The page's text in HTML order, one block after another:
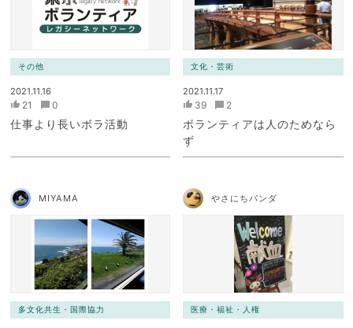
その他
2021.11.16
21 0
仕事より長いボラ活動
文化・芸術
2021.11.17
39 2
ボランティアは人のためなら
ず
MIYAMA
多文化共生・国際協力
やさにちパンダ
医療・福祉・人権